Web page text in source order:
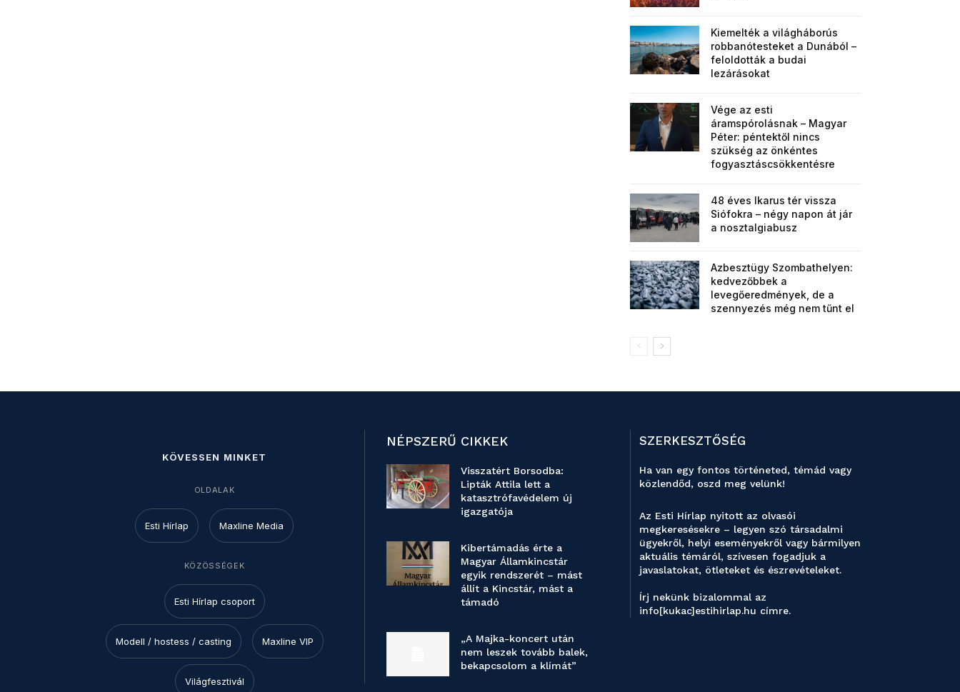
Kiemelték a világháborús
robbanótesteket a Dunából –
feloldották a budai
lezárásokat
Vége az esti
áramspórolásnak – Magyar
Péter: péntektől nincs
szükség az önkéntes
fogyasztáscsökkentésre
48 éves Ikarus tér vissza
Siófokra – négy napon át jár
a nosztalgiabusz
Azbesztügy Szombathelyen:
kedvezőbbek a
levegőeredmények, de a
szennyezés még nem tűnt el
KÖVESSEN MINKET
OLDALAK
Esti Hírlap Maxline Media
KÖZÖSSÉGEK
Esti Hírlap csoport
Modell / hostess / casting Maxline VIP
Világfesztivál
NÉPSZERŰ CIKKEK
Visszatért Borsodba:
Lipták Attila lett a
katasztrófavédelem új
igazgatója
Kibertámadás érte a
Magyar Államkincstár
egyik rendszerét – mást
állít a Kincstár, mást a
támadó
„A Majka-koncert után
nem leszek tovább balek,
bekapcsolom a klímát”
SZERKESZTŐSÉG
Ha van egy fontos történeted, témád vagy
közlendőd, oszd meg velünk!
Az Esti Hírlap nyitott az olvasói
megkeresésekre – legyen szó társadalmi
ügyekről, helyi eseményekről vagy bármilyen
aktuális témáról, szívesen fogadjuk a
javaslatokat, ötleteket és észrevételeket.
Írj nekünk bizalommal az
info[kukac]estihirlap.hu címre.